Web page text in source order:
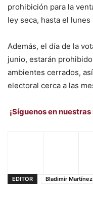
prohibición para la
ley seca, hasta el lunes
Además, el día de la
junio, estarán
ambientes cerrados,
electoral cerca a las
¡Síguenos en
EDITOR Bladimir